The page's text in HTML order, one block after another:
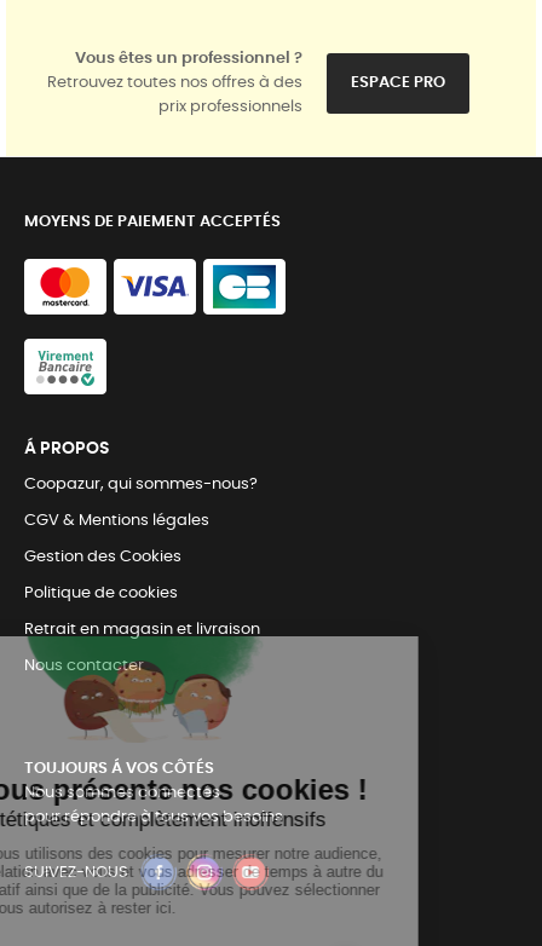
Vous êtes un professionnel ?
Retrouvez toutes nos offres à des
prix professionnels
ESPACE PRO
MOYENS DE PAIEMENT ACCEPTÉS
Á PROPOS
Coopazur, qui sommes-nous?
CGV & Mentions légales
Gestion des Cookies
Politique de cookies
Retrait en magasin et livraison
Nous contacter
TOUJOURS Á VOS CÔTÉS
Nous sommes connectés
pour répondre à tous vos besoins
SUIVEZ-NOUS